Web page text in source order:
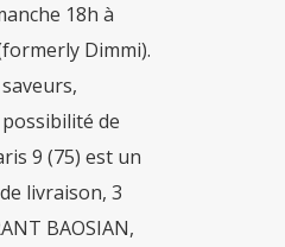
18h à
Dimmi).
de
9 (75) est un
livraison, 3
BAOSIAN,